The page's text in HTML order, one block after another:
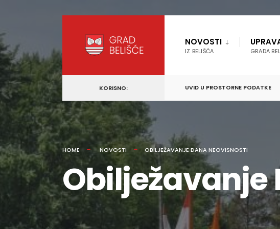
content
NOVOSTI
IZ BELIŠĆA GRADA
KORISNO: UVID U PROSTORNE PODATKE
HOME NOVOSTI OBILJEŽAVANJE DANA NEOVISNOSTI
Obilježavanje